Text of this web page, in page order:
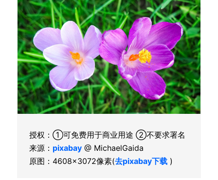
授权：①可免费用于商业用途 ②不要求署名
来源： pixabay @ MichaelGaida
原图：4608×3072像素(去pixabay下载 )